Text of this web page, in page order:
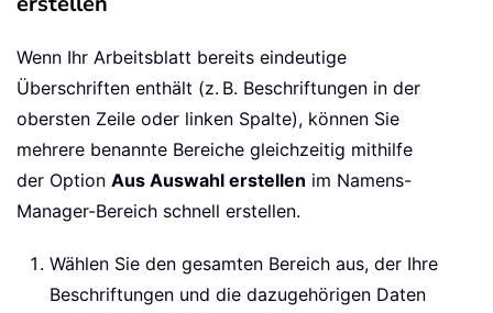
Wenn Ihr Arbeitsblatt bereits eindeutige
Überschriften enthält (z. B. Beschriftungen in der
obersten Zeile oder linken Spalte), können Sie
mehrere benannte Bereiche gleichzeitig mithilfe
der Option Aus Auswahl erstellen im Namens-
Manager-Bereich schnell erstellen.
Wählen Sie den gesamten Bereich aus, der Ihre
Beschriftungen und die dazugehörigen Daten